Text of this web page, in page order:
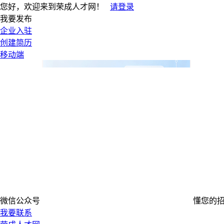
您好，欢迎来到荣成人才网！
请登录
我要发布
企业入驻
创建简历
移动端
微信公众号
懂您的
我要联系